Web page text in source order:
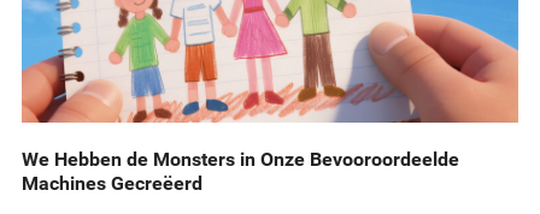
We Hebben de Monsters in Onze Bevooroordeelde
Machines Gecreëerd